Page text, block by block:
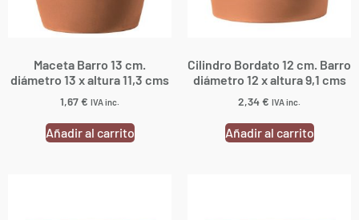
Maceta Barro 13 cm.
diámetro 13 x altura 11,3 cms
1,67€ IVA inc.
Añadir al carrito
Cilindro Bordato 12 cm. Barro
diámetro 12 x altura 9,1 cms
2,34€ IVA inc.
Añadir al carrito